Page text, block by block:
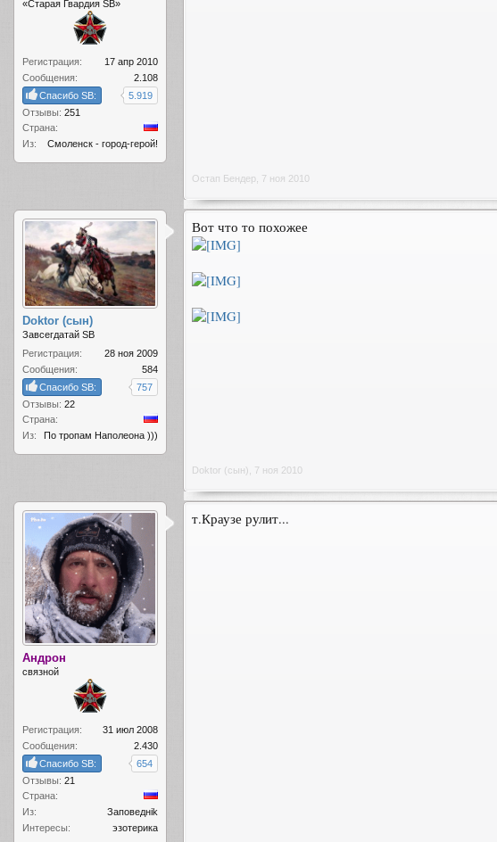
«Старая Гвардия SB»
Регистрация:
17 апр 2010
Сообщения:
2.108
Спасибо SB:
5.919
Отзывы: 251
Страна:
Из:
Смоленск - город-герой!
Остап Бендер 7 ноя 2010
Doktor (сын)
Завсегдатай SB
Регистрация:
28 ноя 2009
Сообщения:
584
Спасибо SB:
757
Отзывы: 22
Страна:
Из:
По тропам Наполеона )))
Вот что то похожее
Doktor (сын) 7 ноя 2010
Андрон
связной
Регистрация:
31 июл 2008
Сообщения:
2.430
Спасибо SB:
654
Отзывы: 21
Страна:
Из:
Заповеднik
Интересы:
эзотерика
т.Краузе рулит...